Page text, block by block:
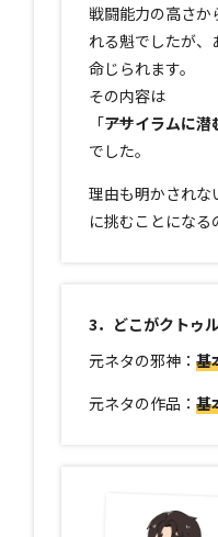
戦闘能力の高さか
れる魁でしたが、
命じられます。
その内容は
「――アサイラムに潜
でした。
理由も明かされな
に挑むことになる
3．どこがクトゥ
元ネタの邪神：基
元ネタの作品：基